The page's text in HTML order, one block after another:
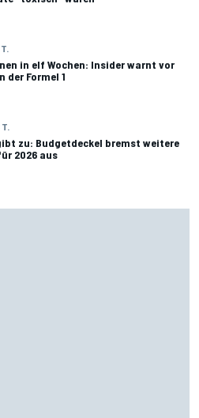
in elf Wochen: Insider warnt vor
der Formel 1
T.
zu: Budgetdeckel bremst weitere
2026 aus